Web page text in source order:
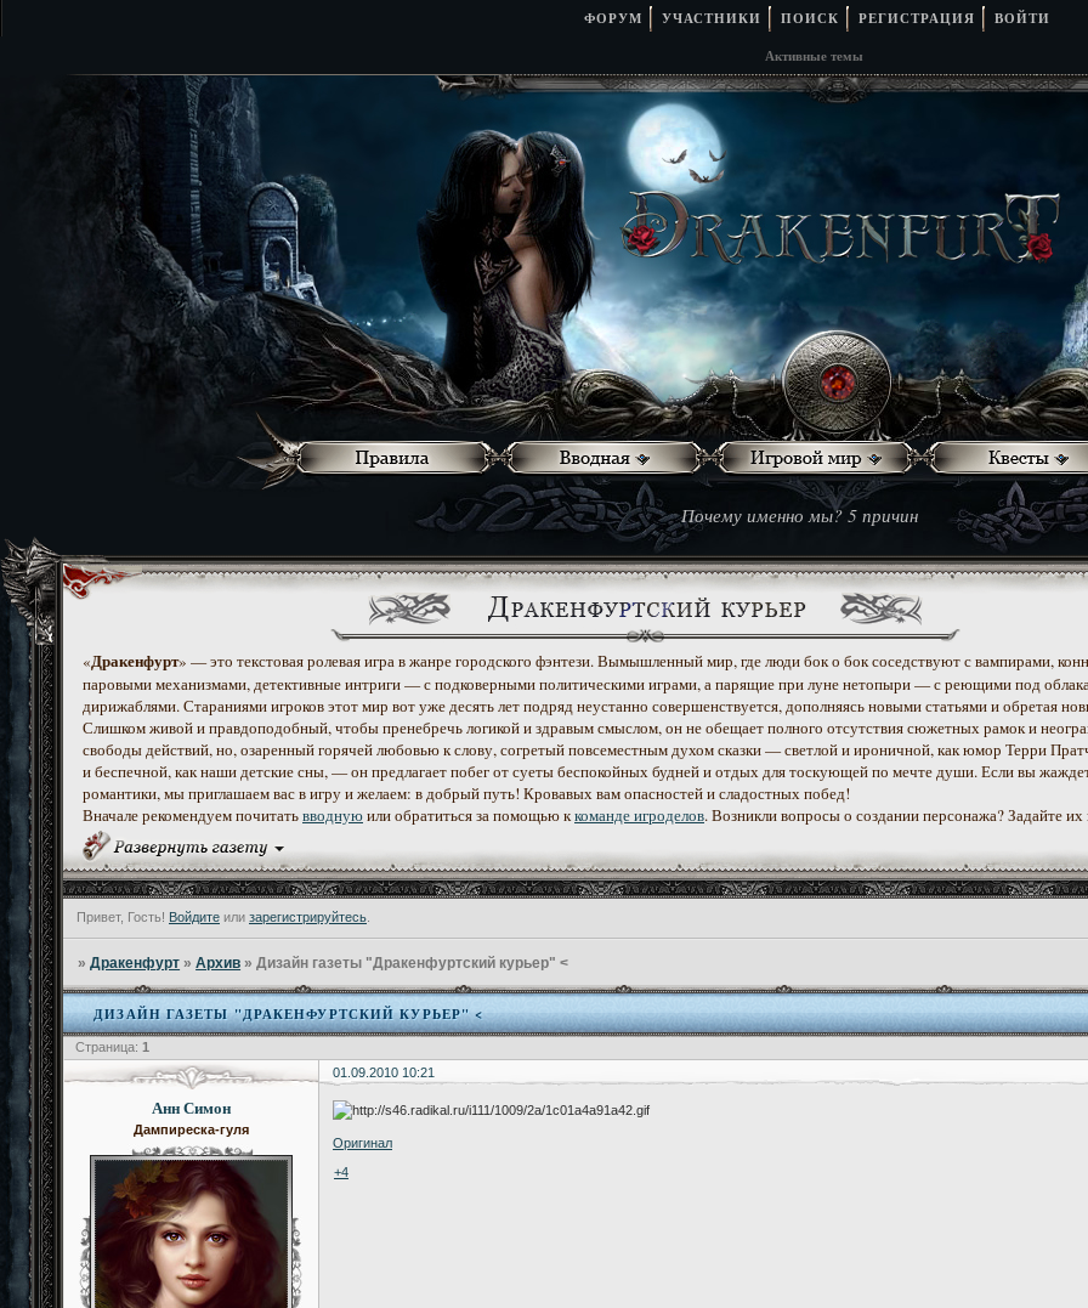
ФОРУМ УЧАСТНИКИ ПОИСК РЕГИСТРАЦИЯ
ВОЙТИ
Активные темы
Почему именно мы? 5 причин
«Дракенфурт» — это текстовая ролевая игра в жанре городского фэнтези. Вымышленный мир, где люди бок о бок соседствуют с вампирами,
паровыми механизмами, детективные интриги — с подковерными политическими играми, а парящие при луне нетопыри — с реющими под
дирижаблями. Стараниями игроков этот мир вот уже десять лет подряд неустанно совершенствуется, дополняясь новыми статьями и обретая
Слишком живой и правдоподобный, чтобы пренебречь логикой и здравым смыслом, он не обещает полного отсутствия сюжетных рамок и
свободы действий, но, озаренный горячей любовью к слову, согретый повсеместным духом сказки — светлой и ироничной, как юмор Терри
и беспечной, как наши детские сны, — он предлагает побег от суеты беспокойных будней и отдых для тоскующей по мечте души. Если вы
романтики, мы приглашаем вас в игру и желаем: в добрый путь! Кровавых вам опасностей и сладостных побед!
Вначале рекомендуем почитатьвводнуюили обратиться за помощью ккоманде игроделов. Возникли вопросы о создании персонажа? Задайте
Привет, Гость! Войдите или зарегистрируйтесь
»Дракенфурт »Архив »Дизайн газеты "Дракенфуртский курьер" <
ДИЗАЙН ГАЗЕТЫ "ДРАКЕНФУРТСКИЙ КУРЬЕР" <
Страница: 1
01.09.2010 10:21
Анн Симон
Дампиреска-гуля
Оригинал
+4